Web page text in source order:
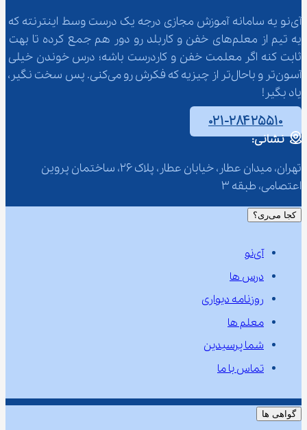
آی‌نو یه سامانه آموزش مجازی درجه یک درست وسط اینترنته که
یه تیم از معلم‌‌های خفن و کاربلد رو دور هم جمع کرده تا بهت
ثابت کنه اگر معلمت خفن و کاردرست باشه؛ درس خوندن خیلی
آسون‌تر و باحال‌تر از چیزیه که فکرش رو می‌کنی. پس سخت نگیر،
یاد بگیر!
۰۲۱-۲۸۴۲۵۵۱۰
نشانی:
تهران، میدان عطار، خیابان عطار، پلاک 26، ساختمان پروین
اعتصامی، طبقه 3
کجا می‌ری؟
آی‌نو
درس ها
روزنامه دیواری
معلم ها
شما پرسیدین
تماس با ما
گواهی ها